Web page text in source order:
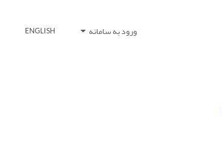
ورود به سامانه ENGLISH